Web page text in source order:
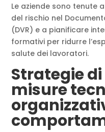
Le aziende sono tenute
del rischio nel
(DVR) e a pianificare
formativi per ridurre
salute dei lavoratori.
Strategie
misure